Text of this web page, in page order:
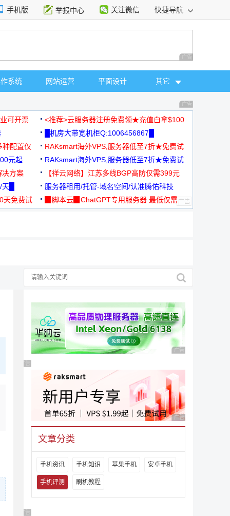
手机版 举报中心 关注微信 快捷导航
广告 商业广告，理
系统 网站运营 平面设计 其它
广告 商业广告，理
可开票
<推荐>云服务器注册免费领★充值白拿$100
█机房大带宽机柜Q:1006456867█
种配置仅
RAKsmart海外VPS,服务器低至7折★免费试
用★
元起
RAKsmart海外VPS,服务器低至7折★免费试
用★
决方案
【祥云网络】江苏多线BGP高防仅需399元
█
服务器租用/托管-域名空间/认准腾佑科技
免费试
▉脚本云▉ChatGPT专用服务器 最低仅需
广告 商业广告，理性
广告 商业广告，理性选择
广告 商业广告，理性
文章分类
手机资讯 手机知识 苹果手机 安卓手机
手机评测 刷机教程
广告 商业广告，理性选择